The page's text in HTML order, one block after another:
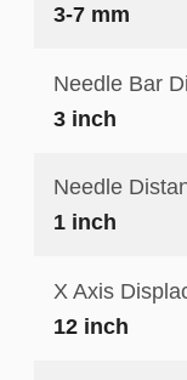
3-7 mm
Needle Bar
3 inch
Needle
1 inch
X Axis
12 inch